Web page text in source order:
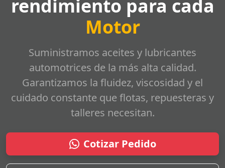
rendimiento para cada
Motor
Suministramos aceites y lubricantes
automotrices de la más alta calidad.
Garantizamos la fluidez, viscosidad y el
cuidado constante que flotas, repuesteras y
talleres necesitan.
Cotizar Pedido